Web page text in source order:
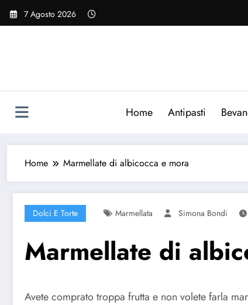
Vai
7 Agosto 2026
Home Antipasti
Home Marmellate di albicocca e mora
Dolci E Torte Marmellata Simona Bondi
Marmellate di
Avete comprato troppa frutta e non volete farla